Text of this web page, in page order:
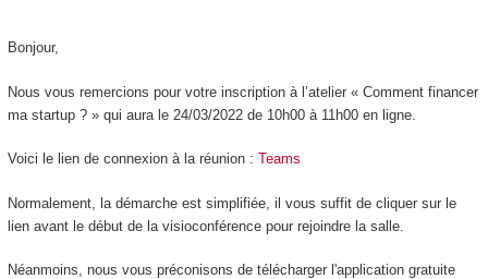
Bonjour,
Nous vous remercions pour votre inscription à l’atelier « Comment financer
ma startup ? » qui aura le 24/03/2022 de 10h00 à 11h00 en ligne.
Voici le lien de connexion à la réunion : Teams
Normalement, la démarche est simplifiée, il vous suffit de cliquer sur le
lien avant le début de la visioconférence pour rejoindre la salle.
Néanmoins, nous vous préconisons de télécharger l'application gratuite